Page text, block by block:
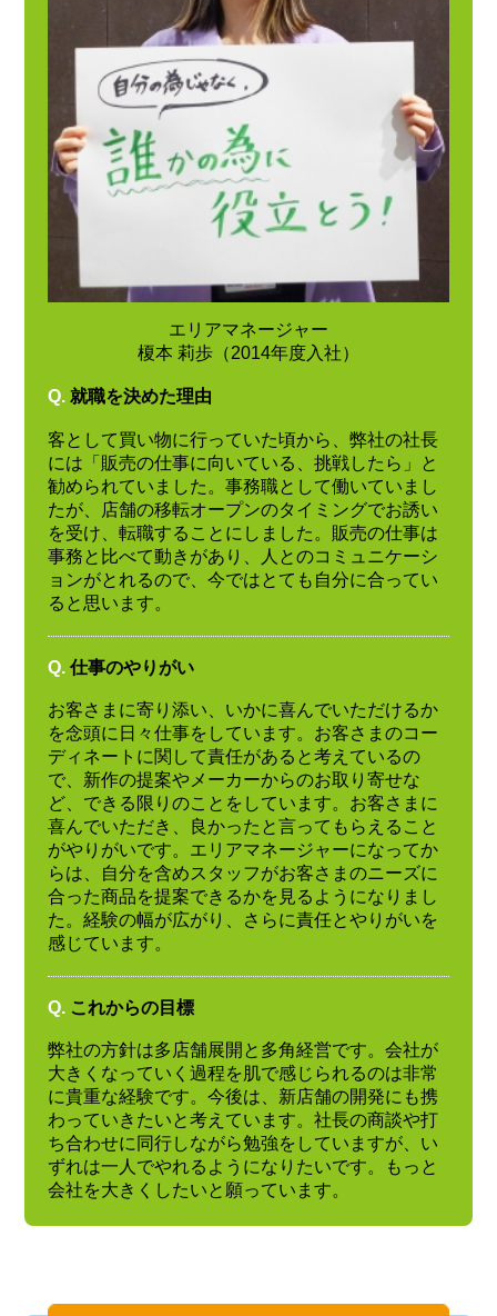
エリアマネージャー
榎本 莉歩（2014年度入社）
Q. 就職を決めた理由
客として買い物に行っていた頃から、弊社の社長
には「販売の仕事に向いている、挑戦したら」と
勧められていました。事務職として働いていまし
たが、店舗の移転オープンのタイミングでお誘い
を受け、転職することにしました。販売の仕事は
事務と比べて動きがあり、人とのコミュニケーシ
ョンがとれるので、今ではとても自分に合ってい
ると思います。
Q. 仕事のやりがい
お客さまに寄り添い、いかに喜んでいただけるか
を念頭に日々仕事をしています。お客さまのコー
ディネートに関して責任があると考えているの
で、新作の提案やメーカーからのお取り寄せな
ど、できる限りのことをしています。お客さまに
喜んでいただき、良かったと言ってもらえること
がやりがいです。エリアマネージャーになってか
らは、自分を含めスタッフがお客さまのニーズに
合った商品を提案できるかを見るようになりまし
た。経験の幅が広がり、さらに責任とやりがいを
感じています。
Q. これからの目標
弊社の方針は多店舗展開と多角経営です。会社が
大きくなっていく過程を肌で感じられるのは非常
に貴重な経験です。今後は、新店舗の開発にも携
わっていきたいと考えています。社長の商談や打
ち合わせに同行しながら勉強をしていますが、い
ずれは一人でやれるようになりたいです。もっと
会社を大きくしたいと願っています。